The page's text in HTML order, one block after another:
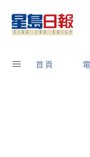
content
首頁